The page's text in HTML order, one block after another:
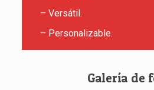
– Versátil.
– Personalizable.
Galería de